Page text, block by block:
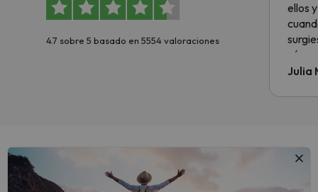
4.7 sobre 5 basado en 5554 valoraciones
ellos
todo
Julia